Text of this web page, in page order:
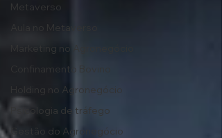
Metaverso
Aula no Metaverso
Marketing no Agronegócio
Confinamento Bovino
Holding no Agronegócio
Psicologia de tráfego
Gestão do Agronegócio